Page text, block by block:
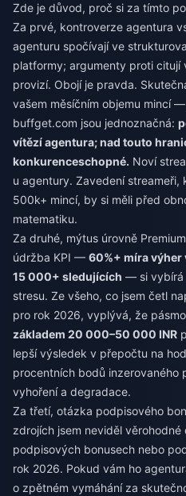
Zde je důvod, proč si za tímto
Za prvé, kontroverze agentura
agenturu spočívají ve
platformy; argumenty proti citují
provizí. Obojí je pravda.
vašem měsíčním objemu mincí
buffget.com jsou jednoznačná:
vítězí agentura; nad touto
konkurenceschopné. Noví
u agentury. Zavedení streameři,
500k+ mincí, by si měli před
matematiku.
Za druhé, mýtus úrovně
údržba KPI — 60%+ míra výher
15 000+ sledujících — si vybírá
stresu. Ze všeho, co jsem četl
pro rok 2026, vyplývá, že pásmo
základem 20 000–50 000 INR
lepší výsledek v přepočtu na
procentních bodů inzerovaného
vyhoření a degradace.
Za třetí, otázka podpisového
zdrojích jsem neviděl
podpisových bonusech nebo
rok 2026. Pokud vám ho
o zpětném vymáhání za